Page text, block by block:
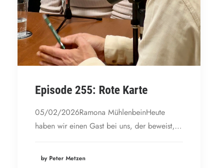
Episode 255: Rote Karte
05/02/2026Ramona MühlenbeinHeute
haben wir einen Gast bei uns, der beweist,…
by Peter Metzen